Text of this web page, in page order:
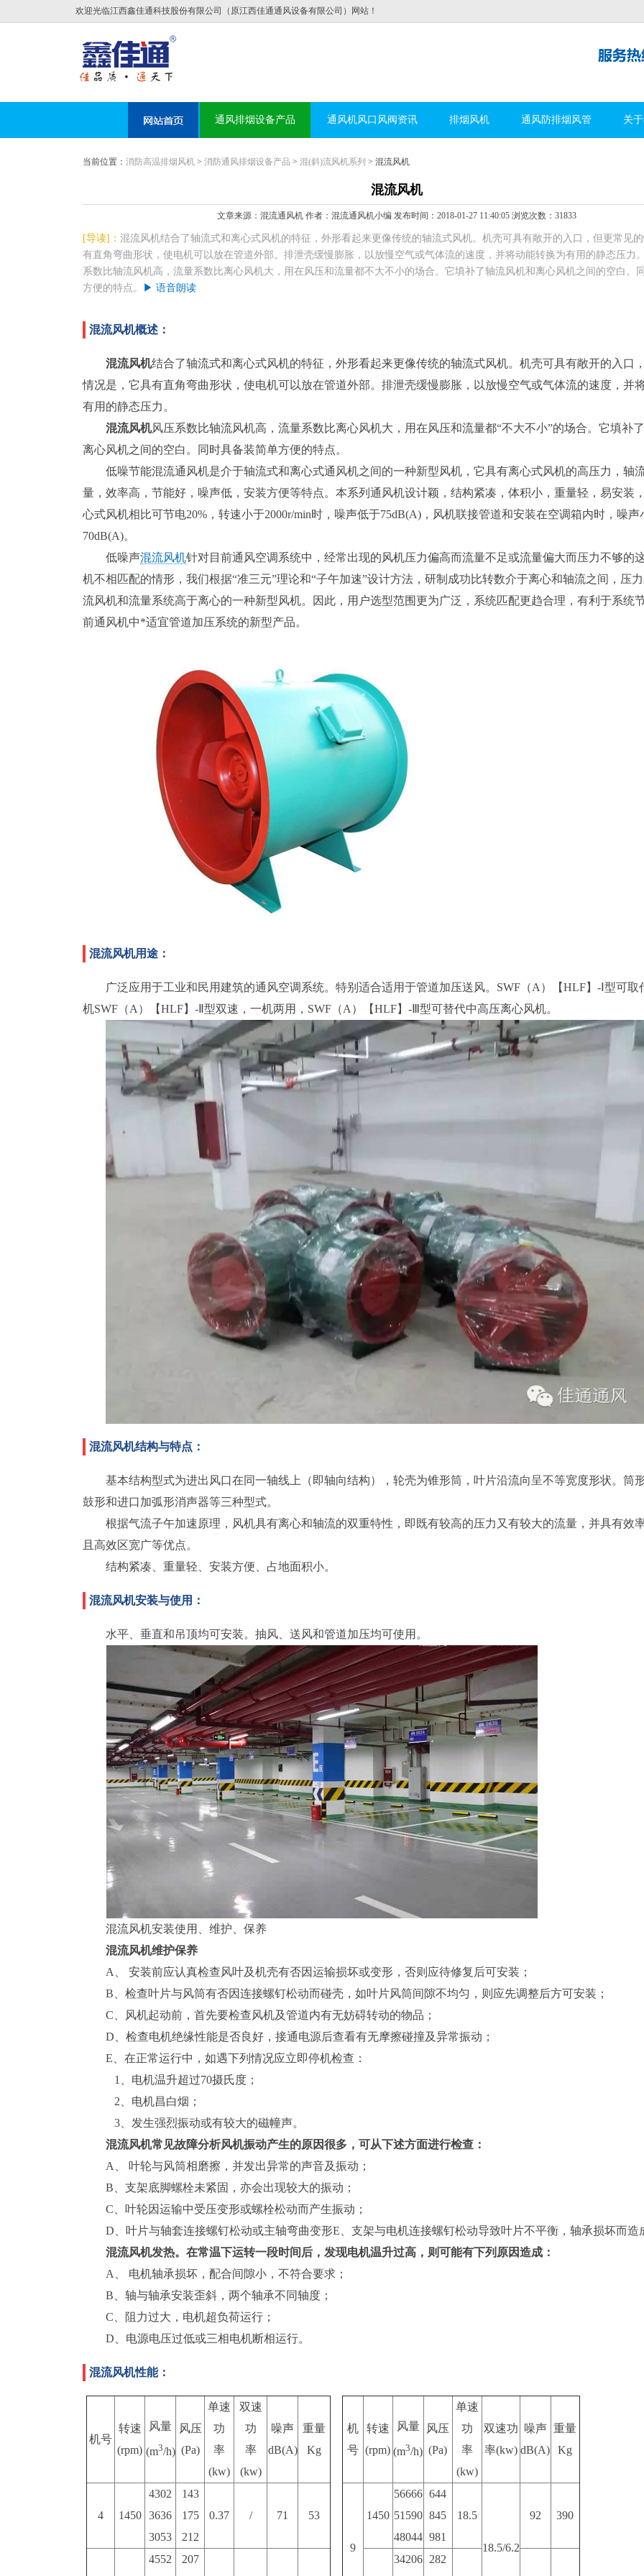
欢迎光临江西鑫佳通科技股份有限公司（原江西佳通通风设备有限公司）网站！
通风排烟设备产品 通风机风口风阀资讯 排烟风机 通风防排烟风管 关
当前位置： 消防高温排烟风机> 消防通风排烟设备产品 > 混(斜)流风机系列 > 混流风机
混流风机
文章来源：混流通风机 作者：混流通风机小编 发布时间：2018-01-27 11:40:05 浏览次数：31833
[导读]： 混流风机结合了轴流式和离心式风机的特征，外形看起来更像传统的轴流式风机。机壳可具有敞开的入口，但更常见
有直角弯曲形状，使电机可以放在管道外部。排泄壳缓慢膨胀，以放慢空气或气体流的速度，并将动能转换为有用的静态压力
系数比轴流风机高，流量系数比离心风机大，用在风压和流量都不大不小的场合。它填补了轴流风机和离心风机之间的空白。
方便的特点。
▶ 语音朗读
混流风机概述：
混流风机结合了轴流式和离心式风机的特征，外形看起来更像传统的轴流式风机。机壳可具有敞开的入口
情况是，它具有直角弯曲形状，使电机可以放在管道外部。排泄壳缓慢膨胀，以放慢空气或气体流的速度，并
有用的静态压力。
混流风机风压系数比轴流风机高，流量系数比离心风机大，用在风压和流量都“不大不小”的场合。它填补
离心风机之间的空白。同时具备装简单方便的特点。
低噪节能混流通风机是介于轴流式和离心式通风机之间的一种新型风机，它具有离心式风机的高压力，轴
量，效率高，节能好，噪声低，安装方便等特点。本系列通风机设计颖，结构紧凑，体积小，重量轻，易安装
心式风机相比可节电20%，转速小于2000r/min时，噪声低于75dB(A)，风机联接管道和安装在空调箱内时，噪声
70dB(A)。
低噪声混流风机针对目前通风空调系统中，经常出现的风机压力偏高而流量不足或流量偏大而压力不够的
机不相匹配的情形，我们根据“准三元”理论和“子午加速”设计方法，研制成功比转数介于离心和轴流之间，压
流风机和流量系统高于离心的一种新型风机。因此，用户选型范围更为广泛，系统匹配更趋合理，有利于系统
前通风机中*适宜管道加压系统的新型产品。
混流风机用途：
广泛应用于工业和民用建筑的通风空调系统。特别适合适用于管道加压送风。SWF（A）【HLF】-Ⅰ型可取
机SWF（A）【HLF】-Ⅱ型双速，一机两用，SWF（A）【HLF】-Ⅲ型可替代中高压离心风机。
混流风机结构与特点：
基本结构型式为进出风口在同一轴线上（即轴向结构），轮壳为锥形筒，叶片沿流向呈不等宽度形状。筒
鼓形和进口加弧形消声器等三种型式。
根据气流子午加速原理，风机具有离心和轴流的双重特性，即既有较高的压力又有较大的流量，并具有效
且高效区宽广等优点。
结构紧凑、重量轻、安装方便、占地面积小。
混流风机安装与使用：
水平、垂直和吊顶均可安装。抽风、送风和管道加压均可使用。
混流风机安装使用、维护、保养
混流风机维护保养
A、 安装前应认真检查风叶及机壳有否因运输损坏或变形，否则应待修复后可安装；
B、检查叶片与风筒有否因连接螺钉松动而碰壳，如叶片风筒间隙不均匀，则应先调整后方可安装；
C、风机起动前，首先要检查风机及管道内有无妨碍转动的物品；
D、检查电机绝缘性能是否良好，接通电源后查看有无摩擦碰撞及异常振动；
E、在正常运行中，如遇下列情况应立即停机检查：
1、电机温升超过70摄氏度；
2、电机昌白烟；
3、发生强烈振动或有较大的磁幢声。
混流风机常见故障分析风机振动产生的原因很多，可从下述方面进行检查：
A、 叶轮与风筒相磨擦，并发出异常的声音及振动；
B、支架底脚螺栓未紧固，亦会出现较大的振动；
C、叶轮因运输中受压变形或螺栓松动而产生振动；
D、叶片与轴套连接螺钉松动或主轴弯曲变形E、支架与电机连接螺钉松动导致叶片不平衡，轴承损坏而造
混流风机发热。在常温下运转一段时间后，发现电机温升过高，则可能有下列原因造成：
A、 电机轴承损坏，配合间隙小，不符合要求；
B、轴与轴承安装歪斜，两个轴承不同轴度；
C、阻力过大，电机超负荷运行；
D、电源电压过低或三相电机断相运行。
混流风机性能：
机号
转速
(rpm)
风量
(m3/h)
风压
(Pa)
单速
功
率
(kw)
双速
功
率
(kw)
噪声
dB(A)
重量
Kg
4 1450
4302
3636
3053
143
175
212
0.37 / 71 53
4552
207
机
号
转速
(rpm)
风量
(m3/h)
风压
(Pa)
单速
功
率
(kw)
双速功
率(kw)
噪声
dB(A)
重量
Kg
9
1450
56666
51590
48044
644
845
981
18.5
18.5/6.2
92 390
34206
282